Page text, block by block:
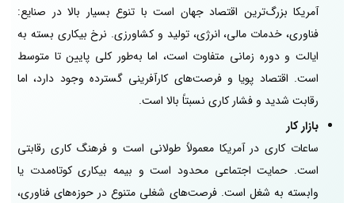
آمریکا بزرگ‌ترین اقتصاد جهان است با تنوع بسیار بالا در صنایع:
فناوری، خدمات مالی، انرژی، تولید و کشاورزی. نرخ بیکاری بسته به
ایالت و دوره زمانی متفاوت است، اما به‌طور کلی پایین تا متوسط
است. اقتصاد پویا و فرصت‌های کارآفرینی گسترده وجود دارد، اما
رقابت شدید و فشار کاری نسبتاً بالا است.
بازار کار
ساعات کاری در آمریکا معمولاً طولانی است و فرهنگ کاری رقابتی
است. حمایت اجتماعی محدود است و بیمه بیکاری کوتاه‌مدت یا
وابسته به شغل است. فرصت‌های شغلی متنوع در حوزه‌های فناوری،